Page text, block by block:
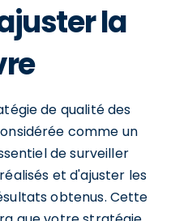
la
de qualité des
comme un
de surveiller
et d'ajuster les
obtenus. Cette